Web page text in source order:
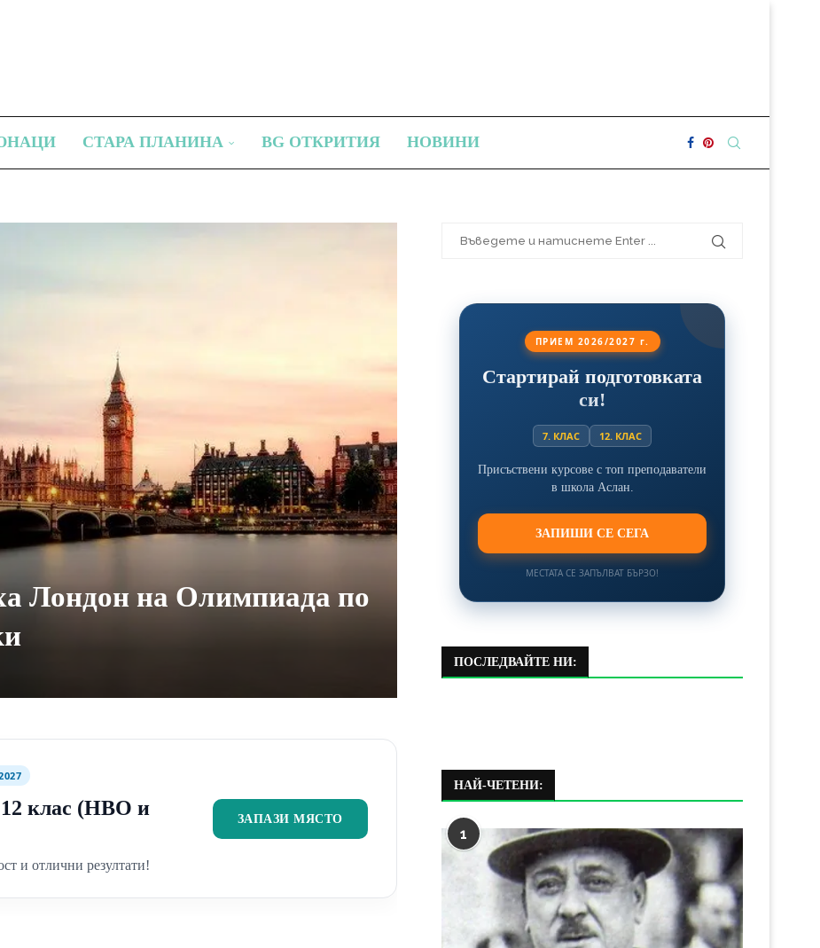
СТАРА ПЛАНИНА BG ОТКРИТИЯ НОВИНИ
Лондон на Олимпиада по
12 клас (НВО и
и отлични резултати!
ЗАПАЗИ МЯСТО
ПРИЕМ 2026/2027 г.
Стартирай подготовката
си!
7. КЛАС 12. КЛАС
Присъствени курсове с топ преподаватели
в школа Аслан.
ЗАПИШИ СЕ СЕГА
МЕСТАТА СЕ ЗАПЪЛВАТ БЪРЗО!
ПОСЛЕДВАЙТЕ НИ:
НАЙ-ЧЕТЕНИ:
1